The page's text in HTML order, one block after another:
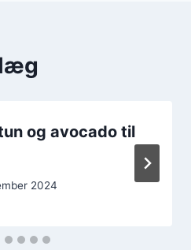
og avocado til
2024